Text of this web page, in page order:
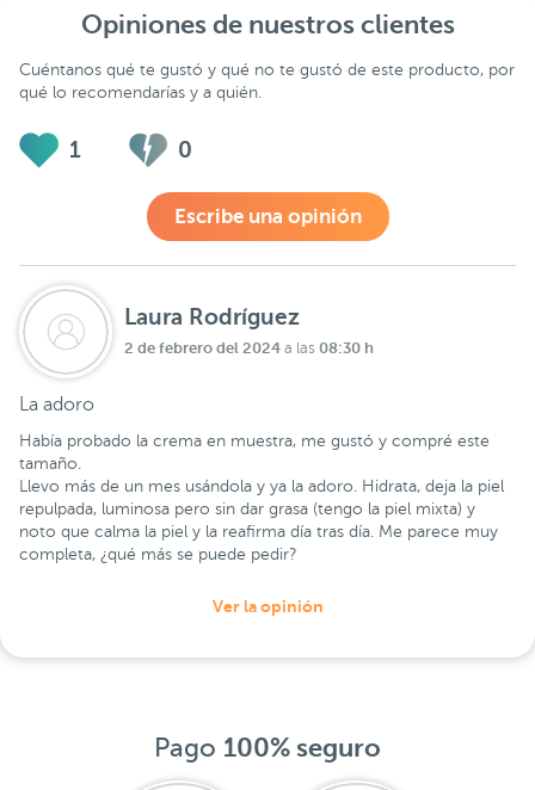
Opiniones de nuestros clientes
Cuéntanos qué te gustó y qué no te gustó de este producto, por
qué lo recomendarías y a quién.
1 0
Escribe una opinión
Laura Rodríguez
2 de febrero del 2024 a las 08:30 h
La adoro
Había probado la crema en muestra, me gustó y compré este
tamaño.
Llevo más de un mes usándola y ya la adoro. Hidrata, deja la piel
repulpada, luminosa pero sin dar grasa (tengo la piel mixta) y
noto que calma la piel y la reafirma día tras día. Me parece muy
completa, ¿qué más se puede pedir?
Ver la opinión
Pago 100% seguro